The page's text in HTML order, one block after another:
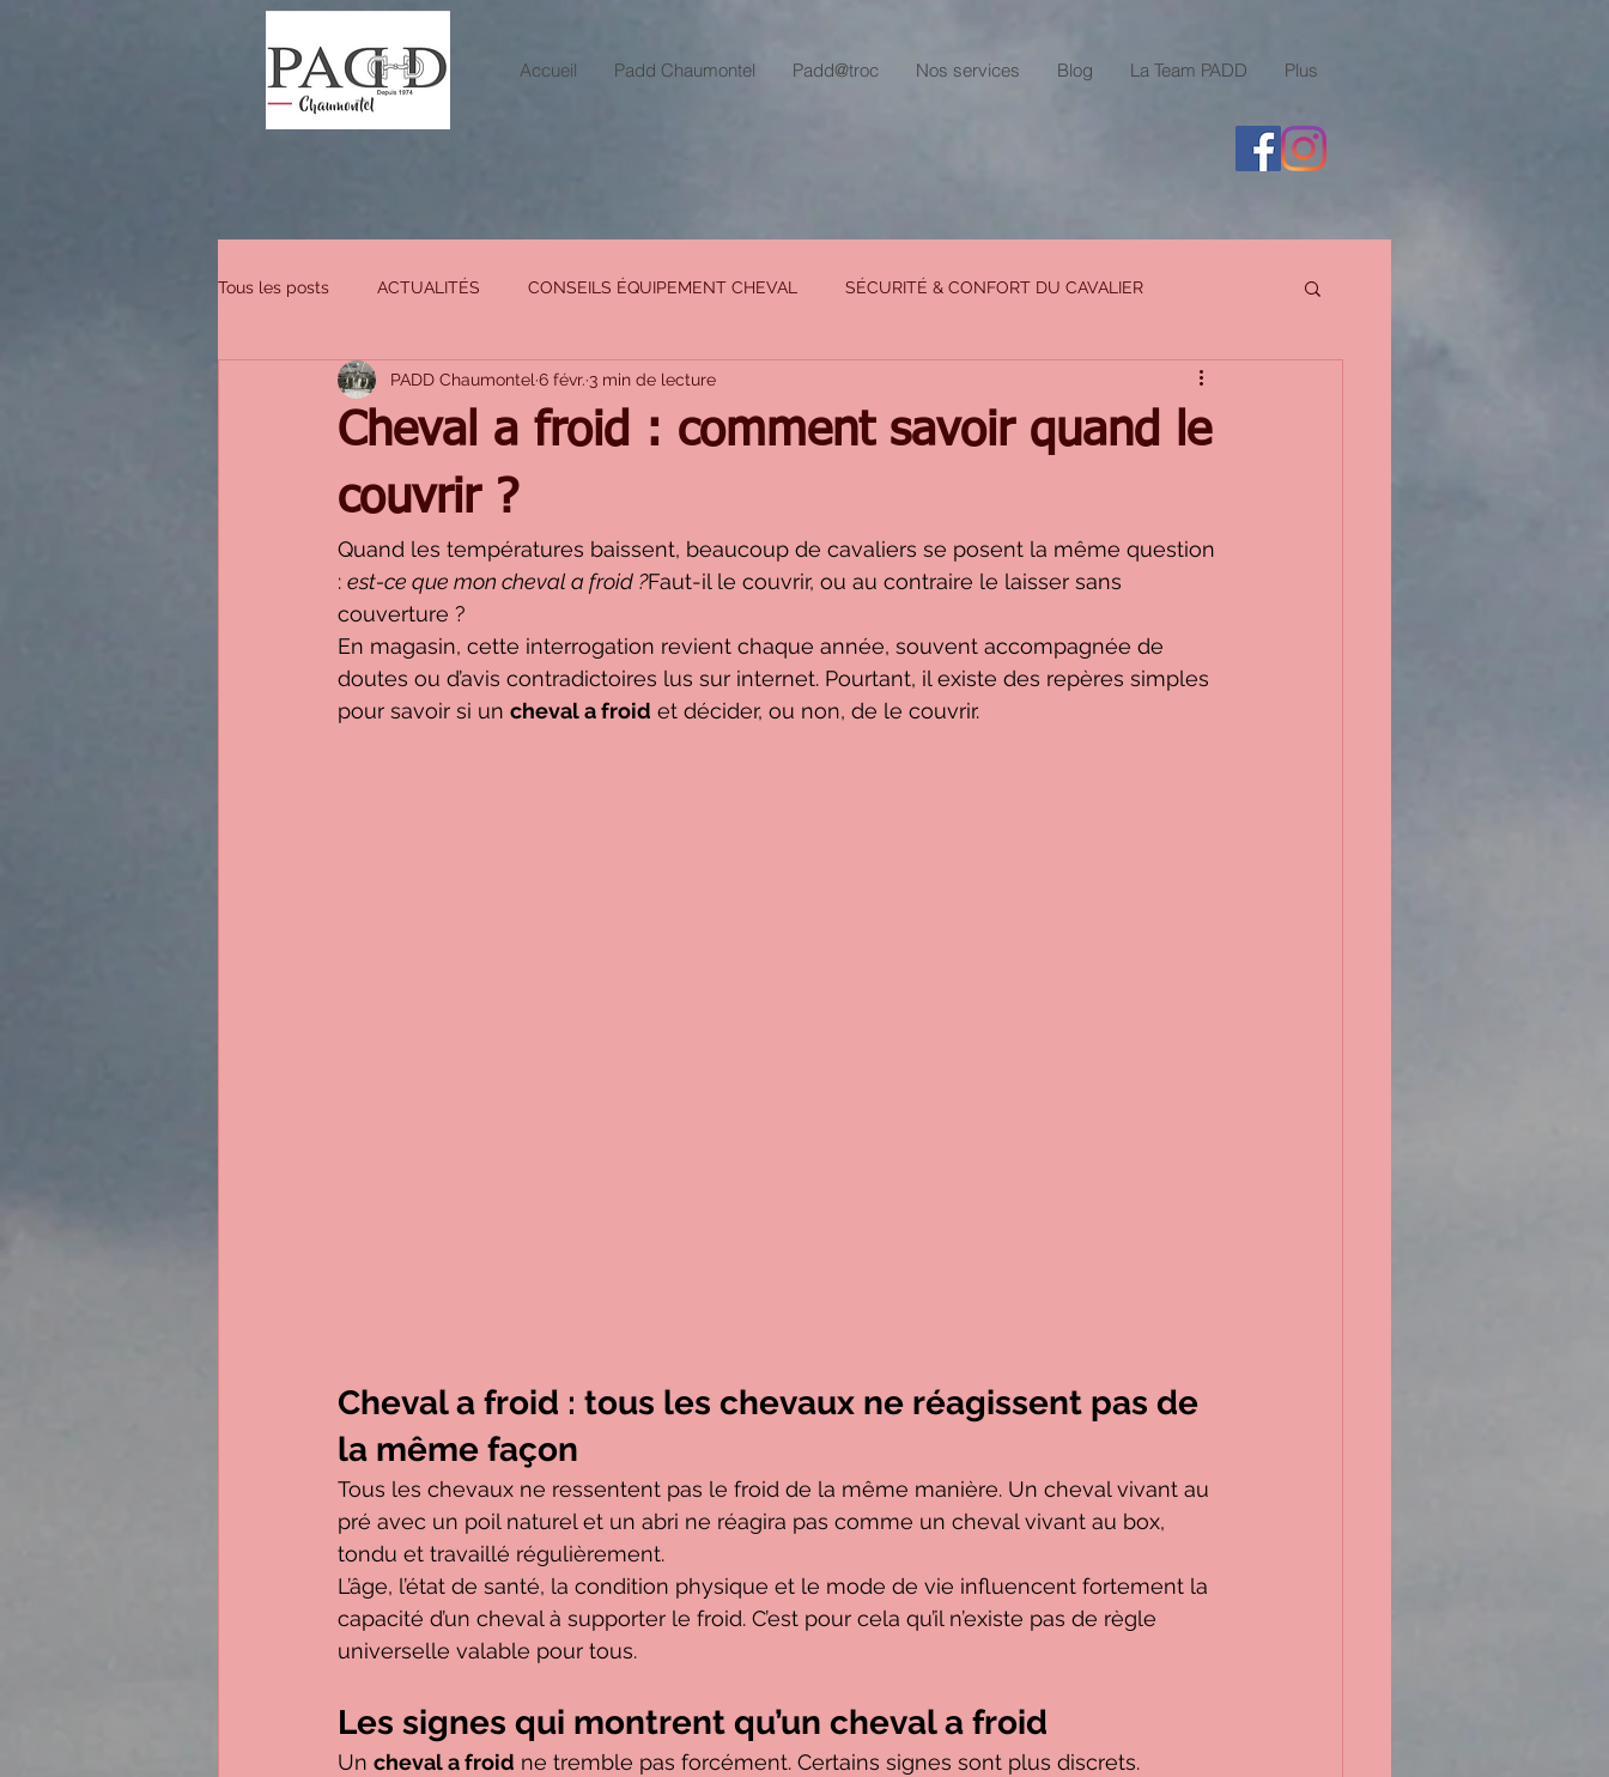
Accueil Padd Chaumontel Padd@troc Nos services Blog La Team PADD Plus
Tous les posts ACTUALITÉS CONSEILS ÉQUIPEMENT CHEVAL SÉCURITÉ & CONFORT DU CAVALIER
OCCASION & SERVICES EN MAGASIN
Cheval a froid : comment savoir quand le
couvrir ?
PADD Chaumontel 6 févr. 3 min de lecture
Quand les températures baissent, beaucoup de cavaliers se posent la même question
: est-ce que mon cheval a froid ?Faut-il le couvrir, ou au contraire le laisser sans
couverture ?
En magasin, cette interrogation revient chaque année, souvent accompagnée de
doutes ou d’avis contradictoires lus sur internet. Pourtant, il existe des repères simples
pour savoir si un cheval a froid et décider, ou non, de le couvrir.
Cheval a froid : tous les chevaux ne réagissent pas de
la même façon
Tous les chevaux ne ressentent pas le froid de la même manière. Un cheval vivant au
pré avec un poil naturel et un abri ne réagira pas comme un cheval vivant au box,
tondu et travaillé régulièrement.
L’âge, l’état de santé, la condition physique et le mode de vie influencent fortement la
capacité d’un cheval à supporter le froid. C’est pour cela qu’il n’existe pas de règle
universelle valable pour tous.
Les signes qui montrent qu’un cheval a froid
Un cheval a froid ne tremble pas forcément. Certains signes sont plus discrets.